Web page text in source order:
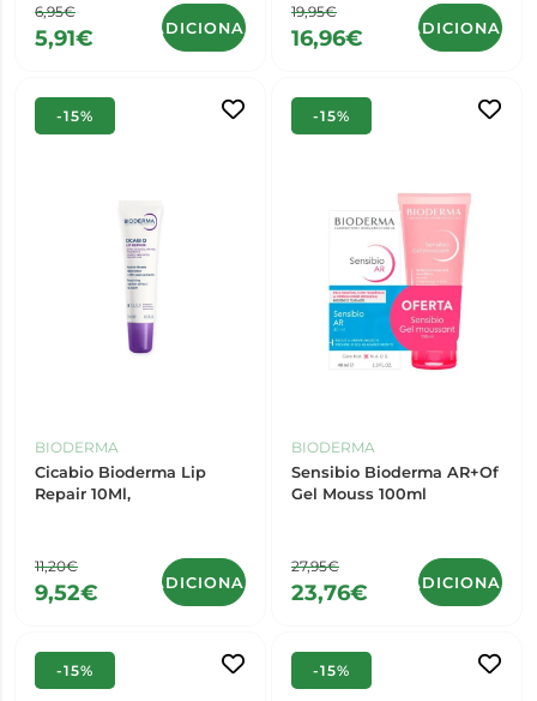
6,95€
5,91€ ADICIONAR
19,95€
16,96€ ADICIONAR
-15%
BIODERMA
Cicabio Bioderma Lip
Repair 10Ml,
11,20€
9,52€ ADICIONAR
-15%
BIODERMA
Sensibio Bioderma AR+Of
Gel Mouss 100ml
27,95€
23,76€ ADICIONAR
-15% -15%